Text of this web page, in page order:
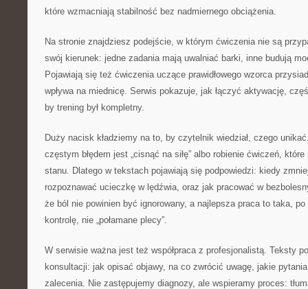
które wzmacniają stabilność bez nadmiernego obciążenia.
Na stronie znajdziesz podejście, w którym ćwiczenia nie są
swój kierunek: jedne zadania mają uwalniać barki, inne budują
Pojawiają się też ćwiczenia uczące prawidłowego wzorca
wpływa na miednicę. Serwis pokazuje, jak łączyć aktywację,
by trening był kompletny.
Duży nacisk kładziemy na to, by czytelnik wiedział, czego
częstym błędem jest „cisnąć na siłę” albo robienie ćwiczeń,
stanu. Dlatego w tekstach pojawiają się podpowiedzi: kiedy
rozpoznawać ucieczkę w lędźwia, oraz jak pracować w
że ból nie powinien być ignorowany, a najlepsza praca to taka,
kontrolę, nie „połamane plecy”.
W serwisie ważna jest też współpraca z profesjonalistą. Teksty
konsultacji: jak opisać objawy, na co zwrócić uwagę, jakie
zalecenia. Nie zastępujemy diagnozy, ale wspieramy proces: